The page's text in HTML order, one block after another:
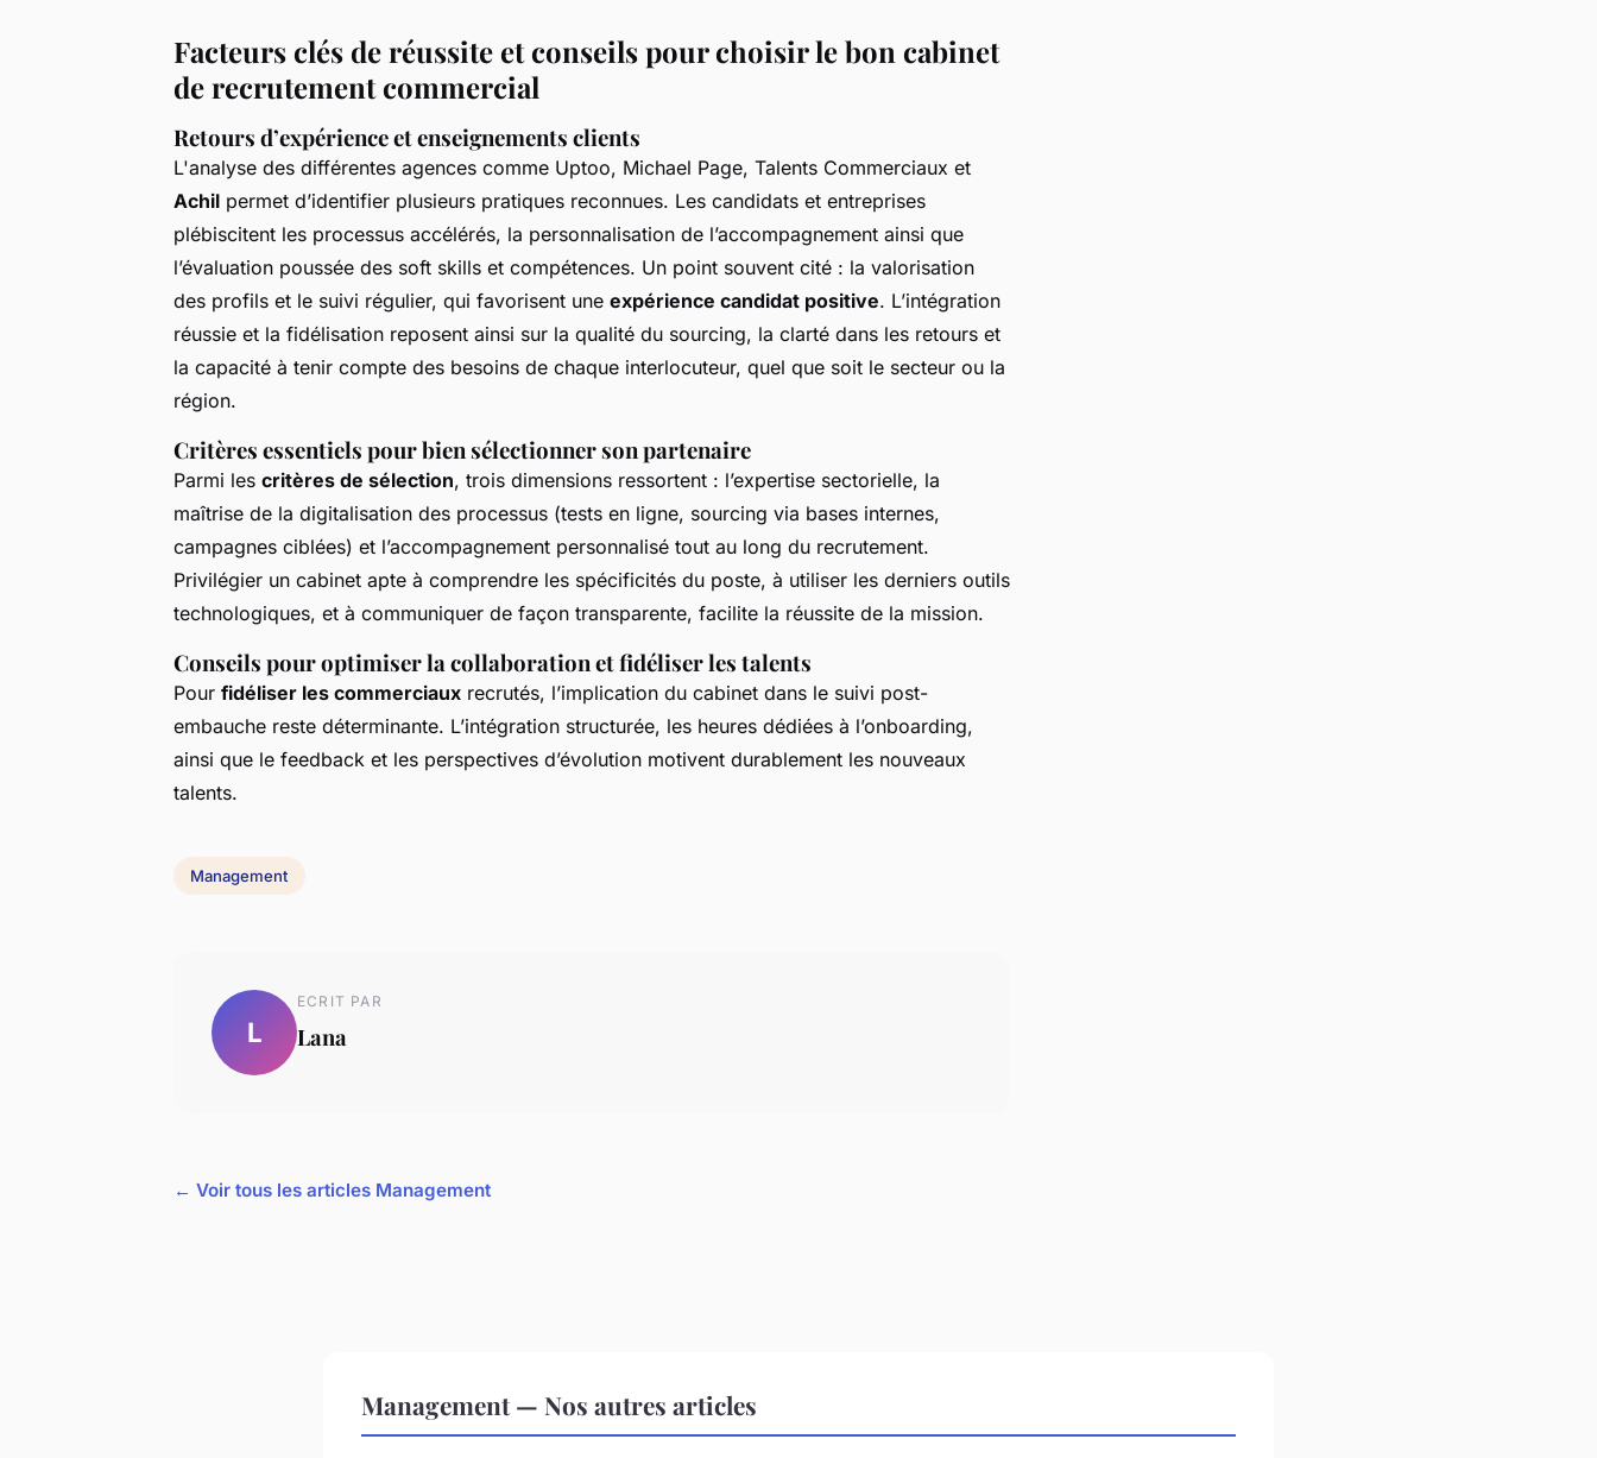
Facteurs clés de réussite et conseils pour choisir le bon cabinet
de recrutement commercial
Retours d’expérience et enseignements clients
L'analyse des différentes agences comme Uptoo, Michael Page, Talents Commerciaux et
Achil permet d’identifier plusieurs pratiques reconnues. Les candidats et entreprises
plébiscitent les processus accélérés, la personnalisation de l’accompagnement ainsi que
l’évaluation poussée des soft skills et compétences. Un point souvent cité : la valorisation
des profils et le suivi régulier, qui favorisent une expérience candidat positive. L’intégration
réussie et la fidélisation reposent ainsi sur la qualité du sourcing, la clarté dans les retours et
la capacité à tenir compte des besoins de chaque interlocuteur, quel que soit le secteur ou la
région.
Critères essentiels pour bien sélectionner son partenaire
Parmi les critères de sélection, trois dimensions ressortent : l’expertise sectorielle, la
maîtrise de la digitalisation des processus (tests en ligne, sourcing via bases internes,
campagnes ciblées) et l’accompagnement personnalisé tout au long du recrutement.
Privilégier un cabinet apte à comprendre les spécificités du poste, à utiliser les derniers outils
technologiques, et à communiquer de façon transparente, facilite la réussite de la mission.
Conseils pour optimiser la collaboration et fidéliser les talents
Pour fidéliser les commerciaux recrutés, l’implication du cabinet dans le suivi post-
embauche reste déterminante. L’intégration structurée, les heures dédiées à l’onboarding,
ainsi que le feedback et les perspectives d’évolution motivent durablement les nouveaux
talents.
Management
L
ECRIT PAR
Lana
← Voir tous les articles Management
Management — Nos autres articles